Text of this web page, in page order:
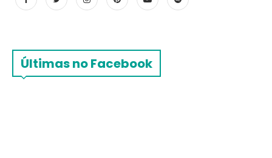
Últimas no Facebook